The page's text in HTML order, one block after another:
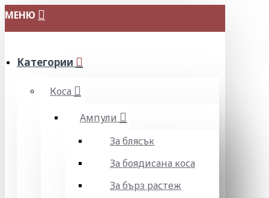
МЕНЮ
Категории
Коса
Ампули
За блясък
За боядисана коса
За бърз растеж